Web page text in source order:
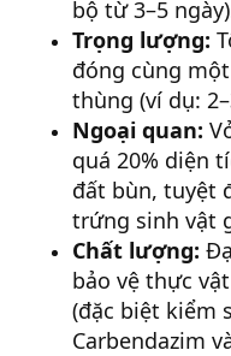
bộ từ 3–5
Trọng lượng:
đóng cùng
thùng (ví dụ:
Ngoại quan:
quá 20% diện
đất bùn, tuyệt
trứng sinh vật
Chất lượng:
bảo vệ thực
(đặc biệt kiểm
Carbendazim